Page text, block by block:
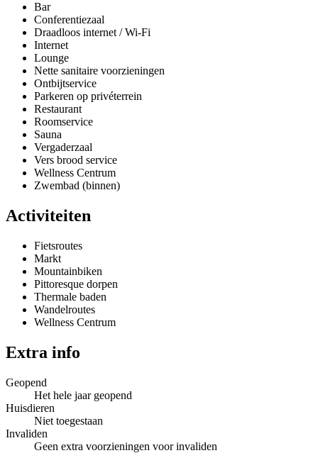
Bar
Conferentiezaal
Draadloos internet / Wi-Fi
Internet
Lounge
Nette sanitaire voorzieningen
Ontbijtservice
Parkeren op privéterrein
Restaurant
Roomservice
Sauna
Vergaderzaal
Vers brood service
Wellness Centrum
Zwembad (binnen)
Activiteiten
Fietsroutes
Markt
Mountainbiken
Pittoresque dorpen
Thermale baden
Wandelroutes
Wellness Centrum
Extra info
Geopend
Het hele jaar geopend
Huisdieren
Niet toegestaan
Invaliden
Geen extra voorzieningen voor invaliden